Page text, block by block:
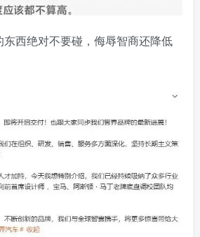
西绝对不要碰，侮辱智商还降低